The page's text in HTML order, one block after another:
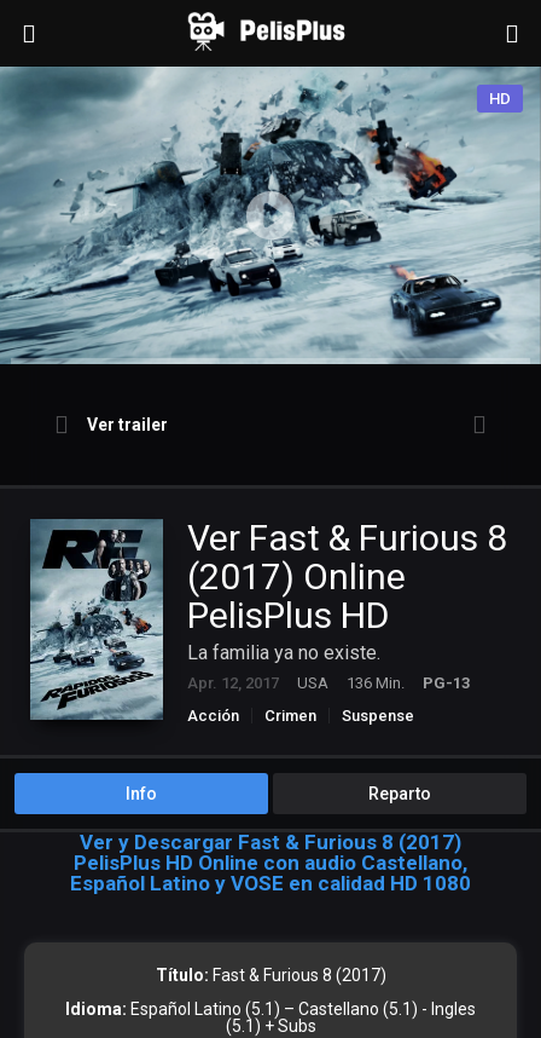
HD
Ver trailer
Ver Fast & Furious 8
(2017) Online
PelisPlus HD
La familia ya no existe.
Apr. 12, 2017 USA 136 Min.
PG-13
Acción
Crimen Suspense
Info Reparto
Ver y Descargar Fast & Furious 8 (2017)
PelisPlus HD Online con audio Castellano,
Español Latino y VOSE en calidad HD 1080
Título: Fast & Furious 8 (2017)
Idioma: Español Latino (5.1) – Castellano (5.1) - Ingles
(5.1) + Subs